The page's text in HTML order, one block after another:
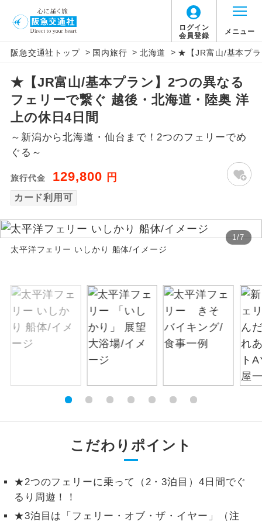
ログイン
会員登録
メニュー
阪急交通社トップ > 国内旅行 > 北海道 > ★【JR富山/基本プラ
★【JR富山/基本プラン】2つの異なる
フェリーで繋ぐ 越後・北海道・陸奥 洋
上の休日4日間
～新潟から北海道・仙台まで！2つのフェリーでめ
ぐる～
旅行代金 129,800 円
カード利用可
1/7
太平洋フェリー いしかり 船体/イメージ
こだわりポイント
★2つのフェリーに乗って（2・3泊目）4日間でぐ
るり周遊！！
★3泊目は「フェリー・オブ・ザ・イヤー」（注
アイコン 説明
添乗員同行
往路出発空港（駅）から復路到着空港
（駅）まで同行します。
現地添乗員同
行
現地到着空港（駅）から最終日出発空港
（駅）まで添乗員が同行します。
バスガイド乗
務
バスガイドが乗務し、車内での観光案内
があります。
世界遺産
ユネスコに登録されている文化遺産や自
然遺産を訪ねるコースです。
絶景 絶景スポットに立ち寄るコースです。
温泉 温泉地にも宿泊するコースです。
ご宿泊ホテルに露天風呂が付いていま
す。
大浴場 ご宿泊ホテルに大浴場が付いています。
く）
だけます。
トラベルイヤ
ホン
をじっくり聞くことができます。